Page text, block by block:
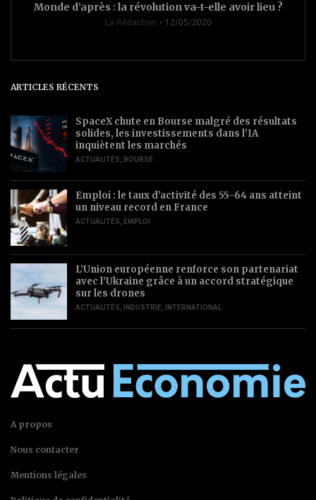
Monde d’après : la révolution va-t-elle avoir lieu ?
La Rédaction 12/05/2020
ARTICLES RÉCENTS
SpaceX chute en Bourse malgré des résultats
solides, les investissements dans l’IA
inquiètent les marchés
ACTUALITÉS BOURSE
Emploi : le taux d’activité des 55-64 ans atteint
un niveau record en France
ACTUALITÉS EMPLOI
L’Union européenne renforce son partenariat
avec l’Ukraine grâce à un accord stratégique
sur les drones
ACTUALITÉS INDUSTRIE INTERNATIONAL
A propos
Nous contacter
Mentions légales